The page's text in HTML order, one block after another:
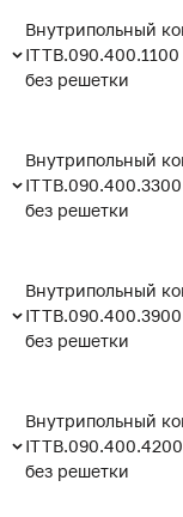
Внутрипольный
без решетки
Внутрипольный
без решетки
Внутрипольный
без решетки
Внутрипольный
без решетки